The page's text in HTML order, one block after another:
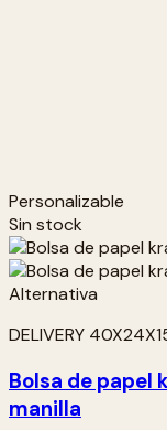
Personalizable
Sin stock
DELIVERY
Bolsa de papel
manilla